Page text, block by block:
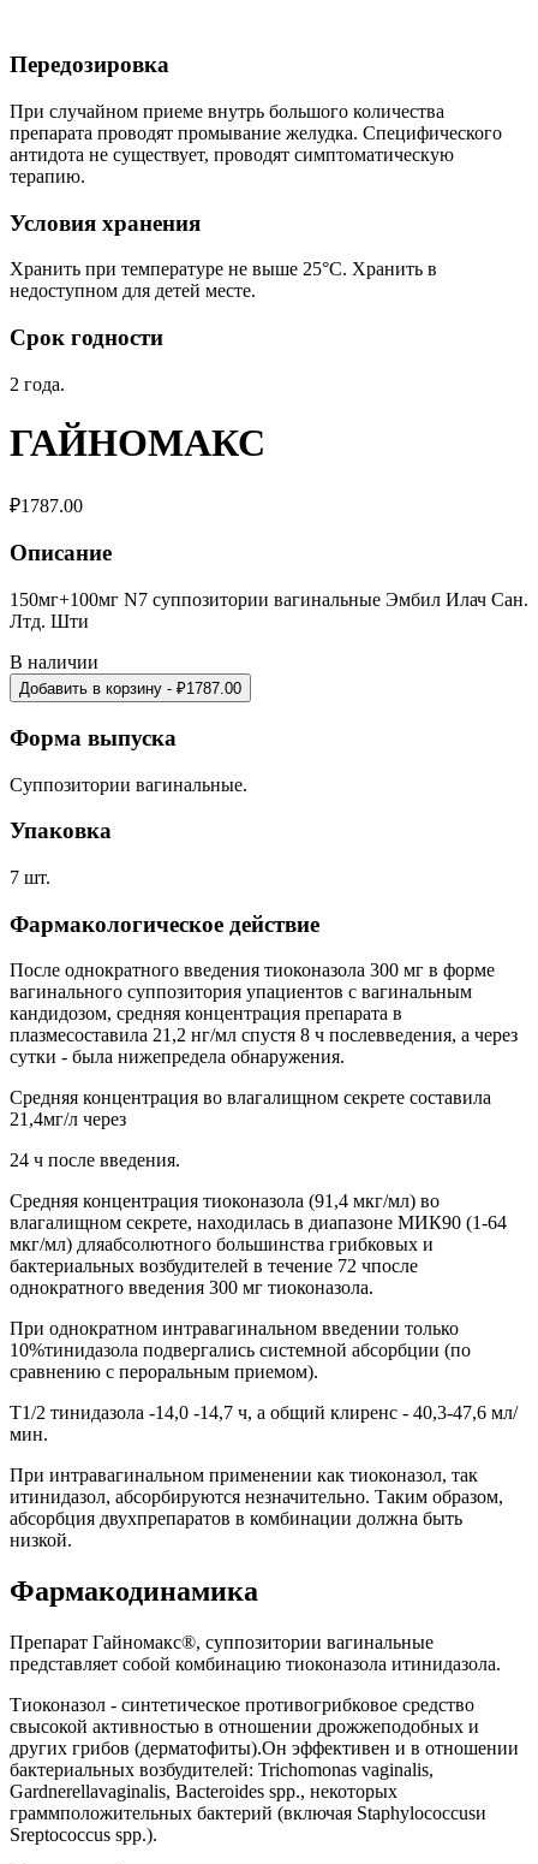
Передозировка
При случайном приеме внутрь большого количества
препарата проводят промывание желудка. Специфического
антидота не существует, проводят симптоматическую
терапию.
Условия хранения
Хранить при температуре не выше 25°С. Хранить в
недоступном для детей месте.
Срок годности
2 года.
ГАЙНОМАКС
₽1787.00
Описание
150мг+100мг N7 суппозитории вагинальные Эмбил Илач Сан.
Лтд. Шти
В наличии
Добавить в корзину - ₽1787.00
Форма выпуска
Суппозитории вагинальные.
Упаковка
7 шт.
Фармакологическое действие
После однократного введения тиоконазола 300 мг в форме
вагинального суппозитория упациентов с вагинальным
кандидозом, средняя концентрация препарата в
плазмесоставила 21,2 нг/мл спустя 8 ч послевведения, а через
сутки - была нижепредела обнаружения.
Средняя концентрация во влагалищном секрете составила
21,4мг/л через
24 ч после введения.
Средняя концентрация тиоконазола (91,4 мкг/мл) во
влагалищном секрете, находилась в диапазоне МИК90 (1-64
мкг/мл) дляабсолютного большинства грибковых и
бактериальных возбудителей в течение 72 чпосле
однократного введения 300 мг тиоконазола.
При однократном интравагинальном введении только
10%тинидазола подвергались системной абсорбции (по
сравнению с пероральным приемом).
Т1/2 тинидазола -14,0 -14,7 ч, а общий клиренс - 40,3-47,6 мл/
мин.
При интравагинальном применении как тиоконазол, так
итинидазол, абсорбируются незначительно. Таким образом,
абсорбция двухпрепаратов в комбинации должна быть
низкой.
Фармакодинамика
Препарат Гайномакс®, суппозитории вагинальные
представляет собой комбинацию тиоконазола итинидазола.
Тиоконазол - синтетическое противогрибковое средство
свысокой активностью в отношении дрожжеподобных и
других грибов (дерматофиты).Он эффективен и в отношении
бактериальных возбудителей: Trichomonas vaginalis,
Gardnerellavaginalis, Bacteroides spp., некоторых
граммположительных бактерий (включая Staphylococcusи
Sreptococcus spp.).